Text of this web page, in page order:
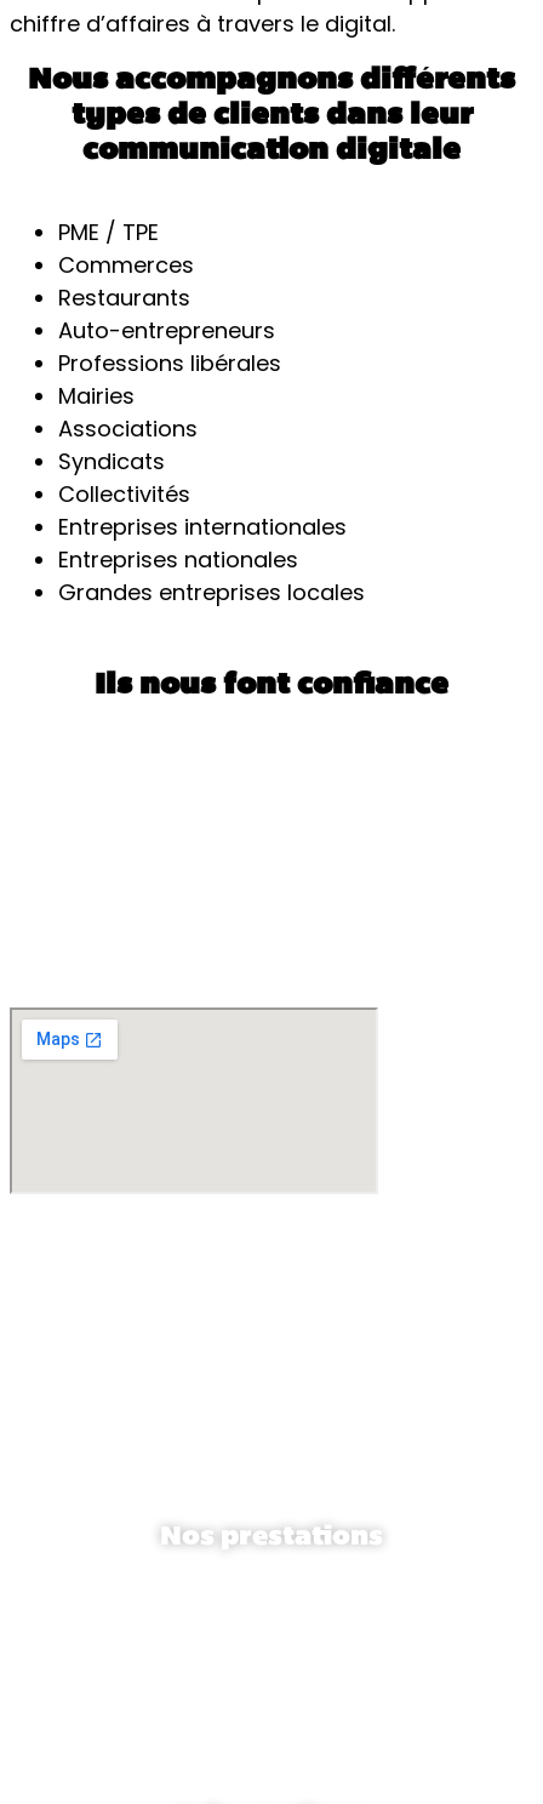
chiffre d’affaires à travers le digital.
Nous accompagnons différents
types de clients dans leur
communication digitale
PME / TPE
Commerces
Restaurants
Auto-entrepreneurs
Professions libérales
Mairies
Associations
Syndicats
Collectivités
Entreprises internationales
Entreprises nationales
Grandes entreprises locales
Ils nous font confiance
Nos prestations